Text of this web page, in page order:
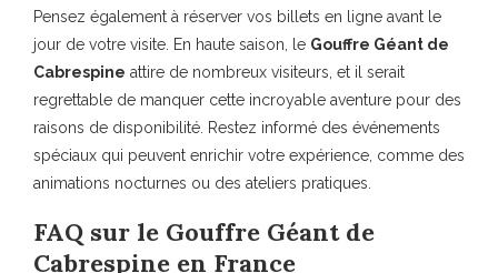
Pensez également à réserver vos billets en ligne avant le
jour de votre visite. En haute saison, le Gouffre Géant de
Cabrespine attire de nombreux visiteurs, et il serait
regrettable de manquer cette incroyable aventure pour des
raisons de disponibilité. Restez informé des événements
spéciaux qui peuvent enrichir votre expérience, comme des
animations nocturnes ou des ateliers pratiques.
FAQ sur le Gouffre Géant de
Cabrespine en France